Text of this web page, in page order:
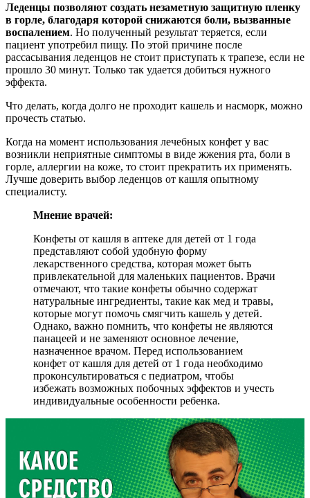
Леденцы позволяют создать незаметную защитную пленку
в горле, благодаря которой снижаются боли, вызванные
воспалением. Но полученный результат теряется, если
пациент употребил пищу. По этой причине после
рассасывания леденцов не стоит приступать к трапезе, если не
прошло 30 минут. Только так удается добиться нужного
эффекта.
Что делать, когда долго не проходит кашель и насморк, можно
прочесть статью.
Когда на момент использования лечебных конфет у вас
возникли неприятные симптомы в виде жжения рта, боли в
горле, аллергии на коже, то стоит прекратить их применять.
Лучше доверить выбор леденцов от кашля опытному
специалисту.
Мнение врачей:
Конфеты от кашля в аптеке для детей от 1 года
представляют собой удобную форму
лекарственного средства, которая может быть
привлекательной для маленьких пациентов. Врачи
отмечают, что такие конфеты обычно содержат
натуральные ингредиенты, такие как мед и травы,
которые могут помочь смягчить кашель у детей.
Однако, важно помнить, что конфеты не являются
панацеей и не заменяют основное лечение,
назначенное врачом. Перед использованием
конфет от кашля для детей от 1 года необходимо
проконсультироваться с педиатром, чтобы
избежать возможных побочных эффектов и учесть
индивидуальные особенности ребенка.